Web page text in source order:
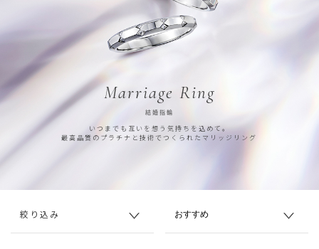
Marriage Ring
結婚指輪
いつまでも互いを想う気持ちを込めて。
最高品質のプラチナと技術でつくられたマリッジリング
絞り込み